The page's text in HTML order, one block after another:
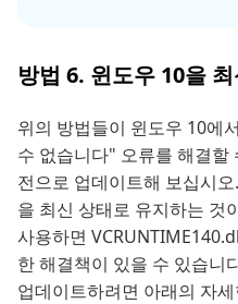
방법 6. 윈도우 10을
위의 방법들이 윈도우 10에
수 없습니다" 오류를 해결할
전으로 업데이트해 보십시
을 최신 상태로 유지하는 것
사용하면
한 해결책이 있을 수 있습니
업데이트하려면 아래의 자